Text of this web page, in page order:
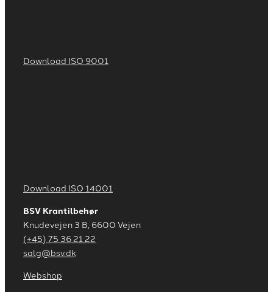
Download ISO 9001
Download ISO 14001
BSV Krantilbehør
Knudevejen 3 B, 6600 Vejen
(+45) 75 36 21 22
salg@bsv.dk
Webshop